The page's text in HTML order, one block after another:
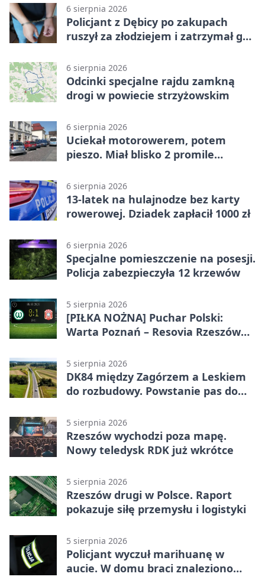
6 sierpnia 2026
Policjant z Dębicy po zakupach
ruszył za złodziejem i zatrzymał go
6 sierpnia 2026
Odcinki specjalne rajdu zamkną
drogi w powiecie strzyżowskim
6 sierpnia 2026
Uciekał motorowerem, potem
pieszo. Miał blisko 2 promile
6 sierpnia 2026
13-latek na hulajnodze bez karty
rowerowej. Dziadek zapłacił 1000 zł
6 sierpnia 2026
Specjalne pomieszczenie na posesji.
Policja zabezpieczyła 12 krzewów
5 sierpnia 2026
[PIŁKA NOŻNA] Puchar Polski:
Warta Poznań – Resovia Rzeszów
pierwszoligowca
5 sierpnia 2026
DK84 między Zagórzem a Leskiem
do rozbudowy. Powstanie pas do
5 sierpnia 2026
Rzeszów wychodzi poza mapę.
Nowy teledysk RDK już wkrótce
5 sierpnia 2026
Rzeszów drugi w Polsce. Raport
pokazuje siłę przemysłu i logistyki
5 sierpnia 2026
Policjant wyczuł marihuanę w
aucie. W domu braci znaleziono